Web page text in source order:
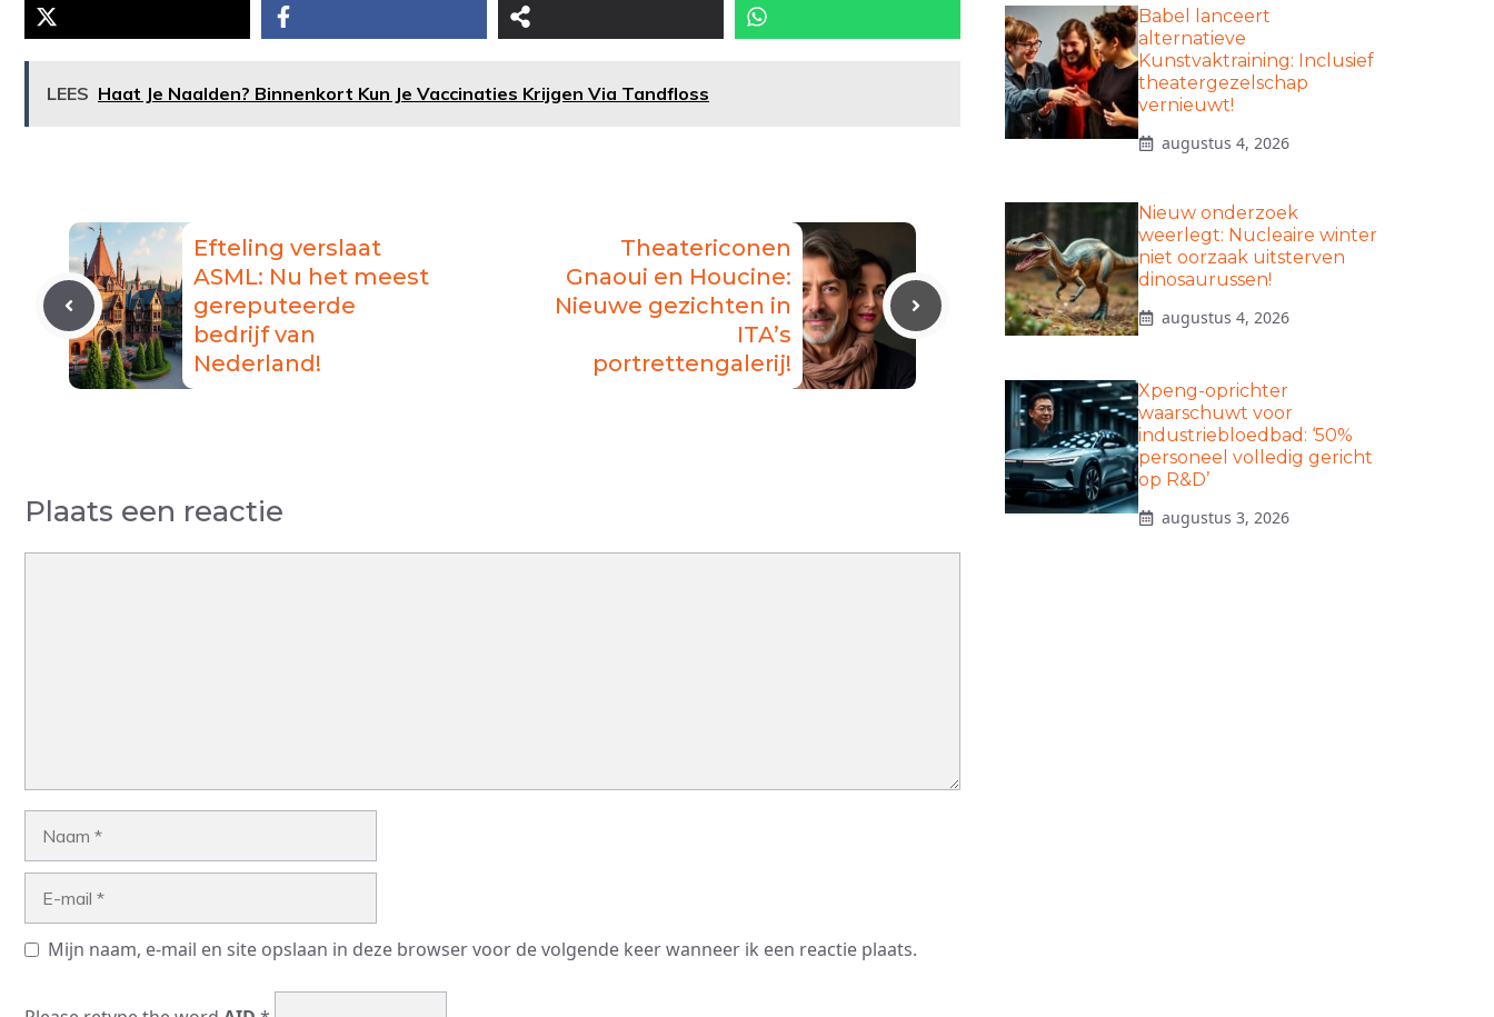
LEES Haat Je Naalden? Binnenkort Kun Je Vaccinaties Krijgen Via Tandfloss
Efteling verslaat
ASML: Nu het meest
gereputeerde
bedrijf van
Nederland!
Theatericonen
Gnaoui en Houcine:
Nieuwe gezichten in
ITA’s
portrettengalerij!
Plaats een reactie
Mijn naam, e-mail en site opslaan in deze browser voor de volgende keer wanneer ik een reactie plaats.
Babel lanceert
alternatieve
Kunstvaktraining: Inclusief
theatergezelschap
vernieuwt!
augustus 4, 2026
Nieuw onderzoek
weerlegt: Nucleaire winter
niet oorzaak uitsterven
dinosaurussen!
augustus 4, 2026
Xpeng-oprichter
waarschuwt voor
industriebloedbad: ‘50%
personeel volledig gericht
op R&D’
augustus 3, 2026